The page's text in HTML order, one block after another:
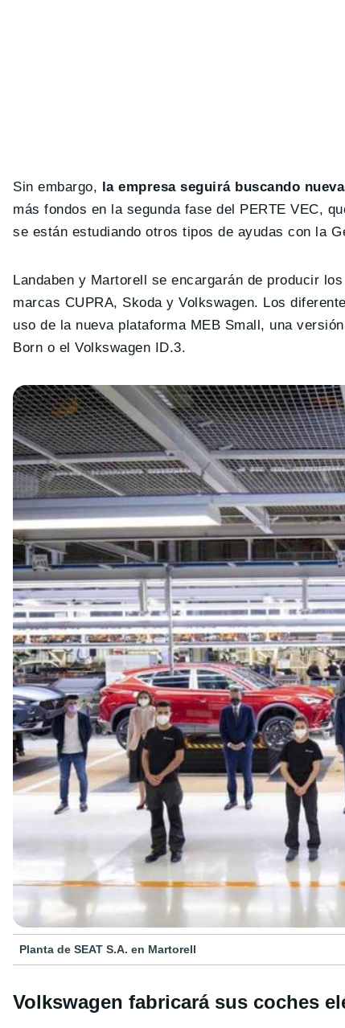
Sin embargo, la empresa seguirá buscando
más fondos en la segunda fase del PERTE VEC,
se están estudiando otros tipos de ayudas con la
Landaben y Martorell se encargarán de producir
marcas CUPRA, Skoda y Volkswagen. Los
uso de la nueva plataforma MEB Small, una
Born o el Volkswagen ID.3.
Planta de SEAT S.A. en Martorell
Volkswagen fabricará sus coches